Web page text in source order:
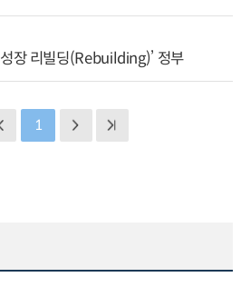
장 리빌딩(Rebuilding)’ 정부
1